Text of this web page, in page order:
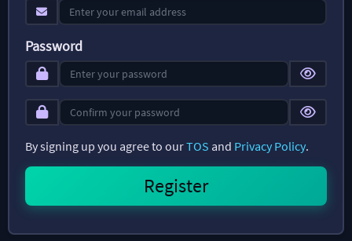
Password
By signing up you agree to ourTOS and Privacy Policy.